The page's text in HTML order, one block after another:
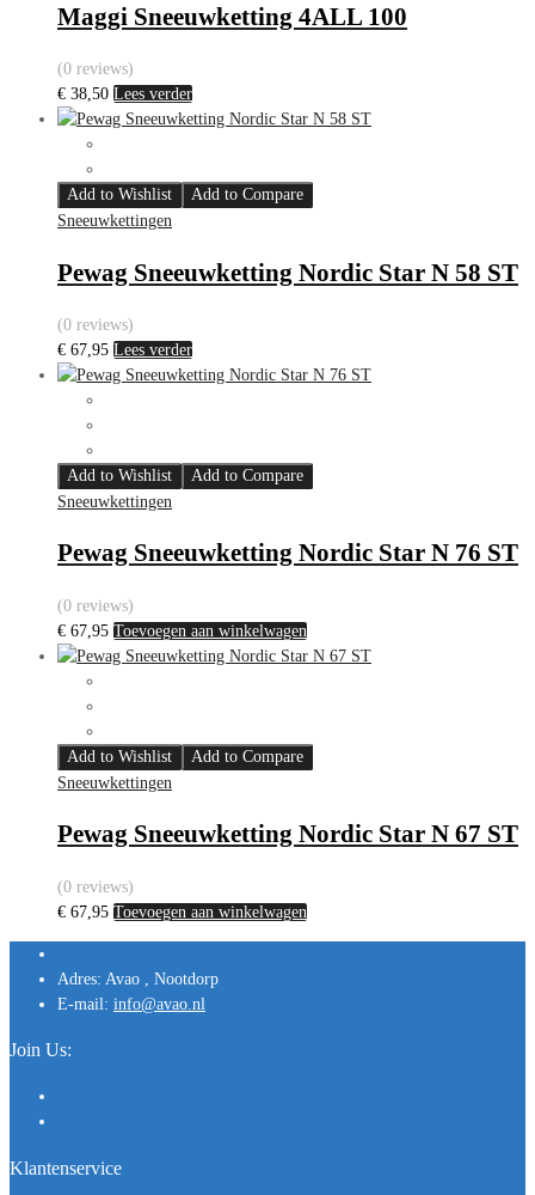
Maggi Sneeuwketting 4ALL 100
(0 reviews)
€ 38,50 Lees verder
Add to Wishlist
Add to Compare
Sneeuwkettingen
Pewag Sneeuwketting Nordic Star N 58 ST
(0 reviews)
€ 67,95 Lees verder
Add to Wishlist
Add to Compare
Sneeuwkettingen
Pewag Sneeuwketting Nordic Star N 76 ST
(0 reviews)
€ 67,95 Toevoegen aan winkelwagen
Add to Wishlist
Add to Compare
Sneeuwkettingen
Pewag Sneeuwketting Nordic Star N 67 ST
(0 reviews)
€ 67,95 Toevoegen aan winkelwagen
Adres: Avao , Nootdorp
E-mail: info@avao.nl
Join Us:
Klantenservice